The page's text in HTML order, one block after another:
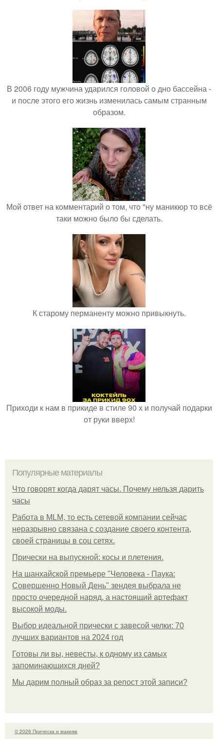
В 2006 году мужчина ударился головой о дно бассейна -
и после этого его жизнь изменилась самым странным
образом.
Мой ответ на комментарий о том, что "ну маникюр то всё
таки можно было бы сделать.
К старому перманенту можно привыкнуть.
Приходи к нам в прикиде в стиле 90 х и получай подарки
от руки вверх!
Популярные материалы
Что говорят когда дарят часы. Почему нельзя дарить
часы
Работа в MLM, то есть сетевой компании сейчас
неразрывно связана с создание своего контента,
своей страницы в соц сетях.
Прически на выпускной: косы и плетения.
На шанхайской премьере "Человека - Паука:
Совершенно Новый День" зендея выбрала не
просто очередной наряд, а настоящий артефакт
высокой моды.
Выбор идеальной прически с завесой челки: 70
лучших вариантов на 2024 год
Готовы ли вы, невесты, к одному из самых
запоминающихся дней?
Мы дарим полный образ за репост этой записи?
© 2026 Прическа и макияж